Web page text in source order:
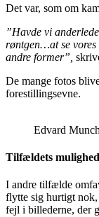
Det var, som om
”Havde vi
røntgen…at se vores
andre former”,
De mange fotos
forestillingsevne.
Edvard
Tilfældets
I andre tilfælde
flytte sig hurtigt nok,
fejl i billederne, der